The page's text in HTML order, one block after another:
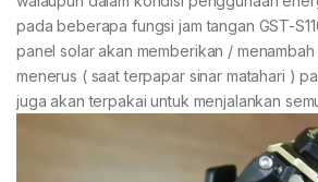
pada beberapa fungsi jam tangan GST-
panel solar akan memberikan /
menerus ( saat terpapar sinar matahari )
juga akan terpakai untuk menjalankan